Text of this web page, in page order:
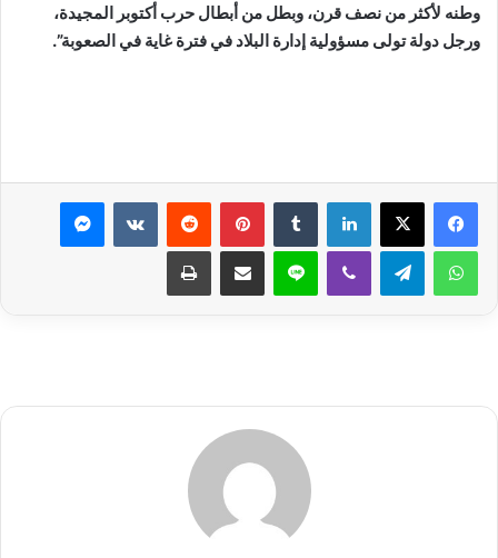
وطنه لأكثر من نصف قرن، وبطل من أبطال حرب أكتوبر المجيدة،
ورجل دولة تولى مسؤولية إدارة البلاد في فترة غاية في الصعوبة”.
لينكدإن بينتيريست ماسنجر
واتساب تيلقرام ڤايبر لاين مشاركة عبر البريد طباعة